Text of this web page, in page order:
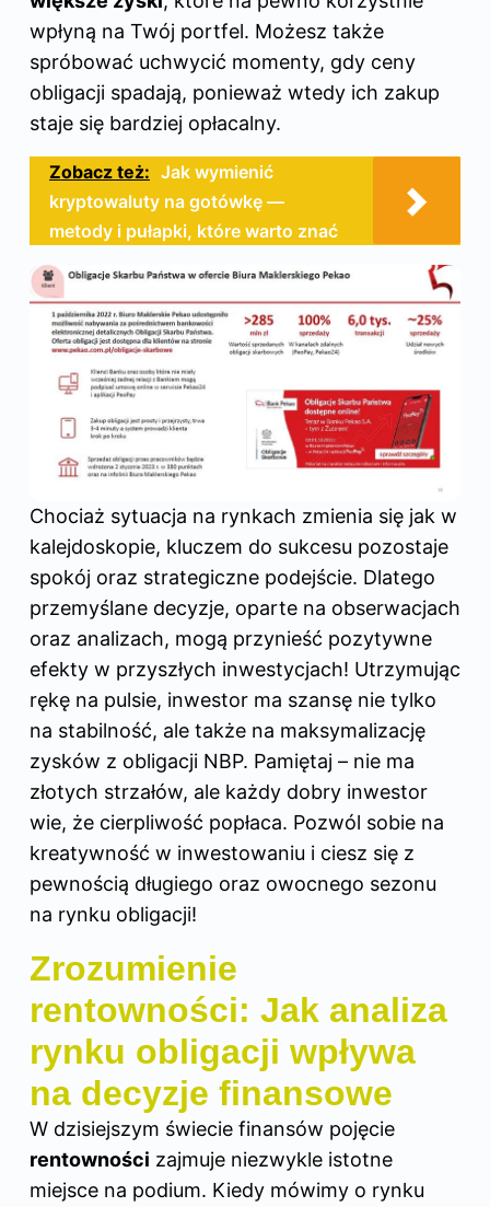
wpłyną na Twój portfel. Możesz także
spróbować uchwycić momenty, gdy ceny
obligacji spadają, ponieważ wtedy ich zakup
staje się bardziej opłacalny.
Zobacz też: Jak wymienić
kryptowaluty na gotówkę —
metody i pułapki, które warto znać
Chociaż sytuacja na rynkach zmienia się jak w
kalejdoskopie, kluczem do sukcesu pozostaje
spokój oraz strategiczne podejście. Dlatego
przemyślane decyzje, oparte na obserwacjach
oraz analizach, mogą przynieść pozytywne
efekty w przyszłych inwestycjach! Utrzymując
rękę na pulsie, inwestor ma szansę nie tylko
na stabilność, ale także na maksymalizację
zysków z obligacji NBP. Pamiętaj – nie ma
złotych strzałów, ale każdy dobry inwestor
wie, że cierpliwość popłaca. Pozwól sobie na
kreatywność w inwestowaniu i ciesz się z
pewnością długiego oraz owocnego sezonu
na rynku obligacji!
Zrozumienie
rentowności: Jak analiza
rynku obligacji wpływa
na decyzje finansowe
W dzisiejszym świecie finansów pojęcie
rentowności zajmuje niezwykle istotne
miejsce na podium. Kiedy mówimy o rynku